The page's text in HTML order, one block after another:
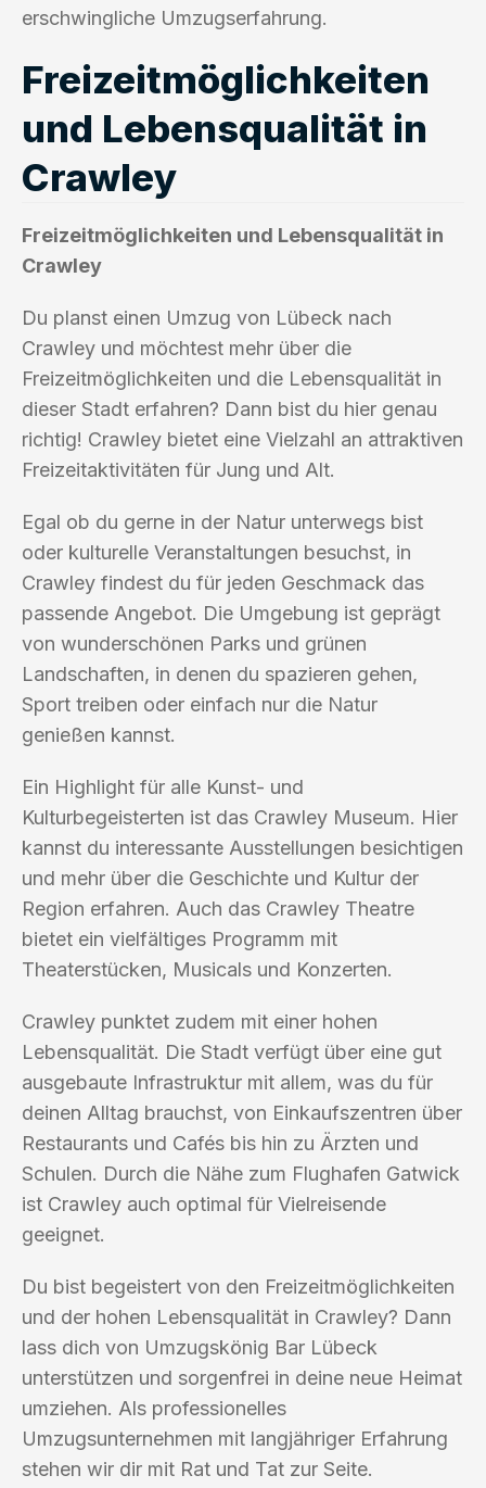
erschwingliche Umzugserfahrung.
Freizeitmöglichkeiten
und Lebensqualität in
Crawley
Freizeitmöglichkeiten und Lebensqualität in
Crawley
Du planst einen Umzug von Lübeck nach
Crawley und möchtest mehr über die
Freizeitmöglichkeiten und die Lebensqualität in
dieser Stadt erfahren? Dann bist du hier genau
richtig! Crawley bietet eine Vielzahl an attraktiven
Freizeitaktivitäten für Jung und Alt.
Egal ob du gerne in der Natur unterwegs bist
oder kulturelle Veranstaltungen besuchst, in
Crawley findest du für jeden Geschmack das
passende Angebot. Die Umgebung ist geprägt
von wunderschönen Parks und grünen
Landschaften, in denen du spazieren gehen,
Sport treiben oder einfach nur die Natur
genießen kannst.
Ein Highlight für alle Kunst- und
Kulturbegeisterten ist das Crawley Museum. Hier
kannst du interessante Ausstellungen besichtigen
und mehr über die Geschichte und Kultur der
Region erfahren. Auch das Crawley Theatre
bietet ein vielfältiges Programm mit
Theaterstücken, Musicals und Konzerten.
Crawley punktet zudem mit einer hohen
Lebensqualität. Die Stadt verfügt über eine gut
ausgebaute Infrastruktur mit allem, was du für
deinen Alltag brauchst, von Einkaufszentren über
Restaurants und Cafés bis hin zu Ärzten und
Schulen. Durch die Nähe zum Flughafen Gatwick
ist Crawley auch optimal für Vielreisende
geeignet.
Du bist begeistert von den Freizeitmöglichkeiten
und der hohen Lebensqualität in Crawley? Dann
lass dich von Umzugskönig Bar Lübeck
unterstützen und sorgenfrei in deine neue Heimat
umziehen. Als professionelles
Umzugsunternehmen mit langjähriger Erfahrung
stehen wir dir mit Rat und Tat zur Seite.